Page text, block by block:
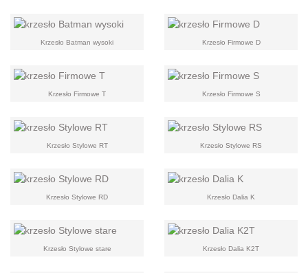
Krzesło Batman wysoki Krzesło Firmowe D
Krzesło Firmowe T Krzesło Firmowe S
Krzesło Stylowe RT Krzesło Stylowe RS
Krzesło Stylowe RD Krzesło Dalia K
Krzesło Stylowe stare Krzesło Dalia K2T